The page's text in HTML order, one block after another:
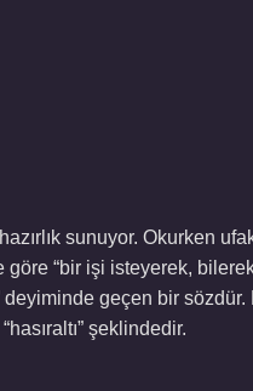
sunuyor. Okurken
“bir işi isteyerek,
deyiminde geçen bir sözdür.
şeklindedir.